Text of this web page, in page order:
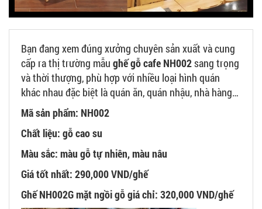
Bạn đang xem đúng xưởng chuyên sản xuất và cung
cấp ra thị trường mẫu ghế gỗ cafe NH002sang trọng
và thời thượng, phù hợp với nhiều loại hình quán
khác nhau đặc biệt là quán ăn, quán nhậu, nhà hàng…
Mã sản phẩm: NH002
Chất liệu: gỗ cao su
Màu sắc: màu gỗ tự nhiên, màu nâu
Giá tốt nhất: 290,000 VND/ghế
Ghế NH002G mặt ngồi gỗ giá chỉ: 320,000 VND/ghế